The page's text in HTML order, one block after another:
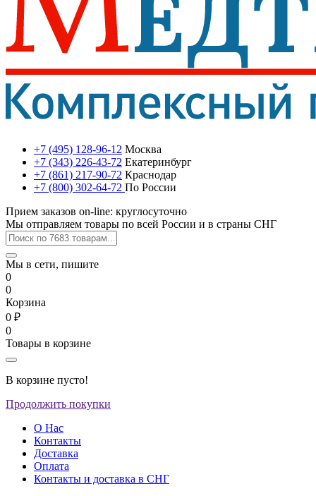
+7 (495) 128-96-12 Москва
+7 (343) 226-43-72 Екатеринбург
+7 (861) 217-90-72 Краснодар
+7 (800) 302-64-72 По России
Прием заказов on-line: круглосуточно
Мы отправляем товары по всей России и в страны СНГ
Мы в сети, пишите
0
0
Корзина
0 ₽
0
Товары в корзине
В корзине пусто!
Продолжить покупки
О Нас
Контакты
Доставка
Оплата
Контакты и доставка в СНГ